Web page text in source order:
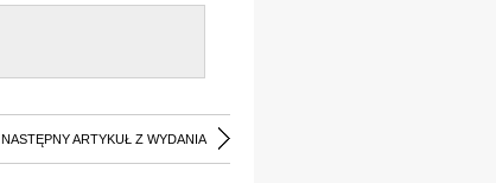
NASTĘPNY ARTYKUŁ Z WYDANIA